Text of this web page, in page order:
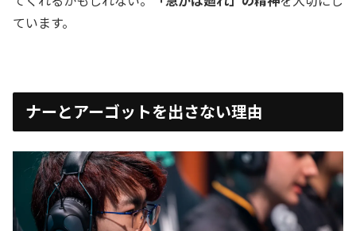
ています。
ナーとアーゴットを出さない理由